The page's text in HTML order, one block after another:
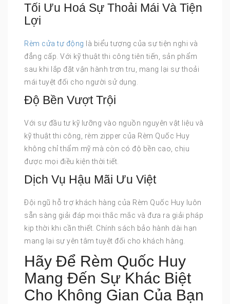
Tối Ưu Hoá Sự Thoải Mái Và Tiện
Lợi
Rèm cửa tự động là biểu tượng của sự tiện nghi và
đẳng cấp. Với kỹ thuật thi công tiên tiến, sản phẩm
sau khi lắp đặt vận hành trơn tru, mang lại sự thoải
mái tuyệt đối cho người sử dụng.
Độ Bền Vượt Trội
Với sự đầu tư kỹ lưỡng vào nguồn nguyên vật liệu và
kỹ thuật thi công, rèm zipper của Rèm Quốc Huy
không chỉ thẩm mỹ mà còn có độ bền cao, chịu
được mọi điều kiện thời tiết.
Dịch Vụ Hậu Mãi Ưu Việt
Đội ngũ hỗ trợ khách hàng của Rèm Quốc Huy luôn
sẵn sàng giải đáp mọi thắc mắc và đưa ra giải pháp
kịp thời khi cần thiết. Chính sách bảo hành dài hạn
mang lại sự yên tâm tuyệt đối cho khách hàng.
Hãy Để Rèm Quốc Huy
Mang Đến Sự Khác Biệt
Cho Không Gian Của Bạn